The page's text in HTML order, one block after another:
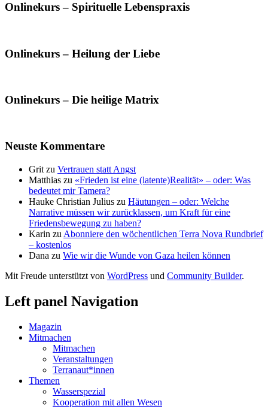
Onlinekurs – Spirituelle Lebenspraxis
Onlinekurs – Heilung der Liebe
Onlinekurs – Die heilige Matrix
Neuste Kommentare
Grit zu Vertrauen statt Angst
Matthias zu «Frieden ist eine (latente)Realität» – oder: Was
bedeutet mir Tamera?
Hauke Christian Julius zu Häutungen – oder: Welche
Narrative müssen wir zurücklassen, um Kraft für eine
Friedensbewegung zu haben?
Karin zu Abonniere den wöchentlichen Terra Nova Rundbrief
– kostenlos
Dana zu Wie wir die Wunde von Gaza heilen können
Mit Freude unterstützt von WordPress und Community Builder.
Left panel Navigation
Magazin
Mitmachen
Mitmachen
Veranstaltungen
Terranaut*innen
Themen
Wasserspezial
Kooperation mit allen Wesen